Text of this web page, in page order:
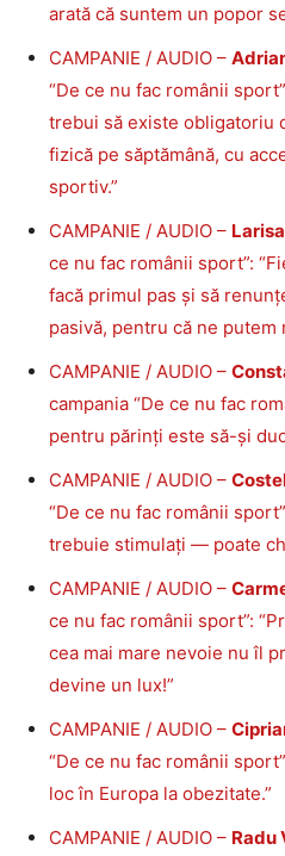
arată că suntem un popor
CAMPANIE / AUDIO –
“De ce nu fac românii
trebui să existe obligatoriu
fizică pe săptămână, cu
sportiv.”
CAMPANIE / AUDIO –
ce nu fac românii sport”:
facă primul pas și să
pasivă, pentru că ne putem
CAMPANIE / AUDIO –
campania “De ce nu fac
pentru părinți este să-și
CAMPANIE / AUDIO –
“De ce nu fac românii
trebuie stimulați — poate
CAMPANIE / AUDIO –
ce nu fac românii sport”:
cea mai mare nevoie nu îl
devine un lux!”
CAMPANIE / AUDIO –
“De ce nu fac românii
loc în Europa la obezitate.”
CAMPANIE / AUDIO – Radu